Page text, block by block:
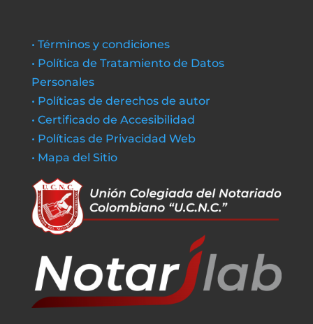
• Términos y condiciones
• Política de Tratamiento de Datos
Personales
• Políticas de derechos de autor
• Certificado de Accesibilidad
• Políticas de Privacidad Web
• Mapa del Sitio